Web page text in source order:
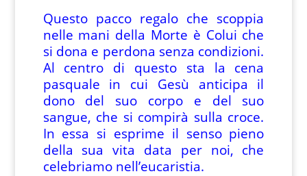
Questo pacco regalo che scoppia
nelle mani della Morte è Colui che
si dona e perdona senza condizioni.
Al centro di questo sta la cena
pasquale in cui Gesù anticipa il
dono del suo corpo e del suo
sangue, che si compirà sulla croce.
In essa si esprime il senso pieno
della sua vita data per noi, che
celebriamo nell’eucaristia.